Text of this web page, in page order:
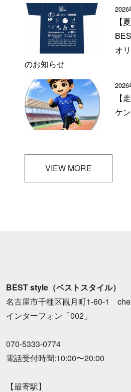
2026
【
オ
のお知らせ
2026
【
ケ
VIEW MORE
BEST style（ベストスタイル）
名古屋市千種区観月町1-60-1
インターフォン「002」
070-5333-0774
電話受付時間:10:00〜20:00
【最寄駅】